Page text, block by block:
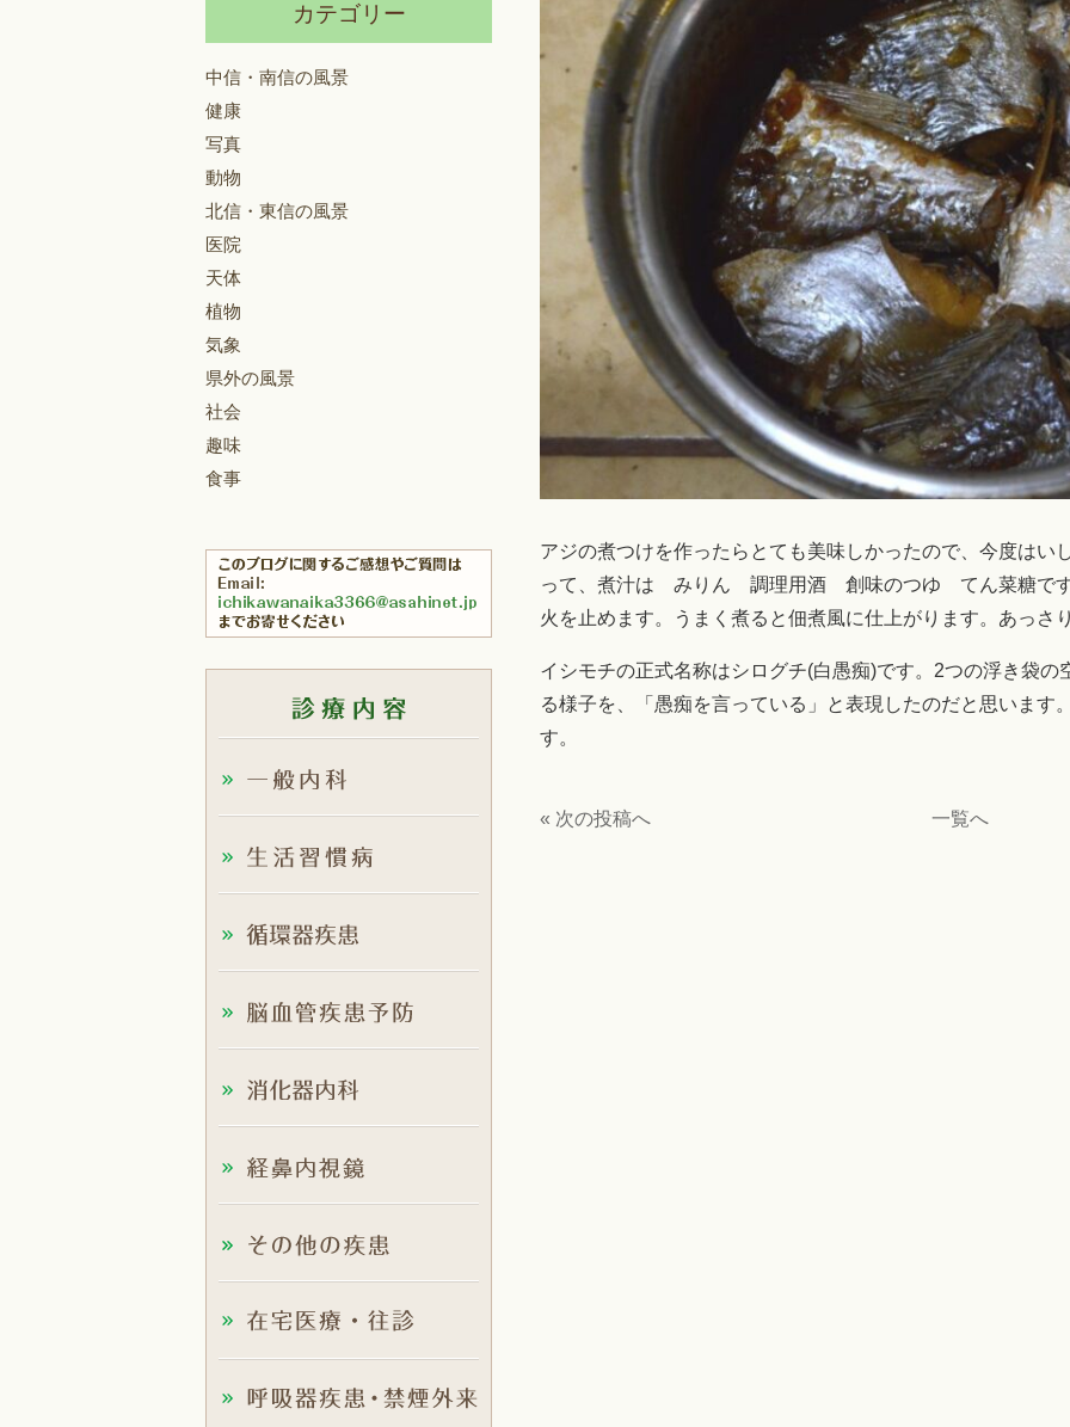
アジの煮つけを作ったらとても美味しかったので、今度はい
って、煮汁は みりん 調理用酒 創味のつゆ てん菜糖です
火を止めます。うまく煮ると佃煮風に仕上がります。あっさ
イシモチの正式名称はシログチ(白愚痴)です。2つの浮き袋の
る様子を、「愚痴を言っている」と表現したのだと思います
す。
一覧へ
« 次の投稿へ
カテゴリー
中信・南信の風景
健康
写真
動物
北信・東信の風景
医院
天体
植物
気象
県外の風景
社会
趣味
食事